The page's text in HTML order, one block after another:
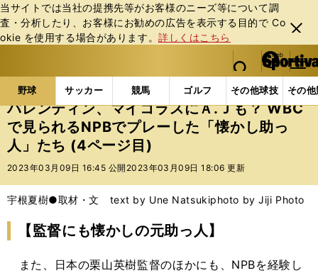
当サイトでは当社の提携先等がお客様のニーズ等について調
査・分析したり、お客様にお勧めの広告を表⽰する⽬的で Co
okie を使⽤する場合があります。詳しくはこちら
閉じ
る
web Sportiva (webスポルティーバ)
検索
マイペ
ー
ジ
メニュ
野球 サッカー 競馬 ゴルフ その他球技 その
b
ス
ポ
ル
テ
ー
バ
野球の記事一覧 MLB MLB バレンティン、マイ
バレンティン、マイコラスにＡ.Ｊも？ WBC
で見られるNPBでプレーした「懐かし助っ
人」たち (4ページ目)
2023年03月09日 16:45 公開 2023年03月09日 18:06 更新
宇根夏樹●取材・文 text by Une Natsukiphoto by Jiji Photo
【監督にも懐かしの元助っ人】
また、日本の栗山英樹監督のほかにも、NPBを経験し